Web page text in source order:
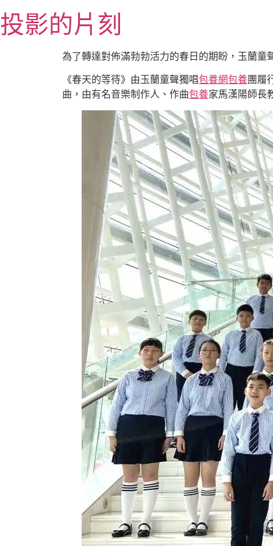
至
主
投影的片刻
為了轉達對佈滿勃勃活力的春日的期盼，玉蘭童
《春天的等待》由玉蘭童聲獨唱包養網包養團履
曲，由有名音樂制作人、作曲包養家馬漢陽師長